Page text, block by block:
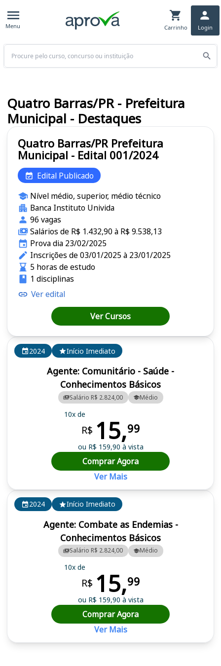
Menu Carrinho Login
Buscar
2024 Início Imediato
Agente: Combate as Endemias -
Conhecimentos Básicos
Salário R$ 2.824,00 Médio
10x de
R$ 15,99
ou R$ 159,90 à vista
Comprar Agora
Ver Mais
2024 Início Imediato
Agente: Comunitário - Saúde -
Conhecimentos Básicos
Salário R$ 2.824,00 Médio
10x de
R$ 15,99
ou R$ 159,90 à vista
Comprar Agora
Ver Mais
Quatro Barras/PR Prefeitura
Municipal - Edital 001/2024
Edital Publicado
Nível médio, superior, médio técnico
Banca Instituto Univida
96 vagas
Salários de R$ 1.432,90 à R$ 9.538,13
Prova dia 23/02/2025
Inscrições de 03/01/2025 à 23/01/2025
5 horas de estudo
1 disciplinas
Ver edital
Ver Cursos
Quatro Barras/PR - Prefeitura
Municipal - Destaques